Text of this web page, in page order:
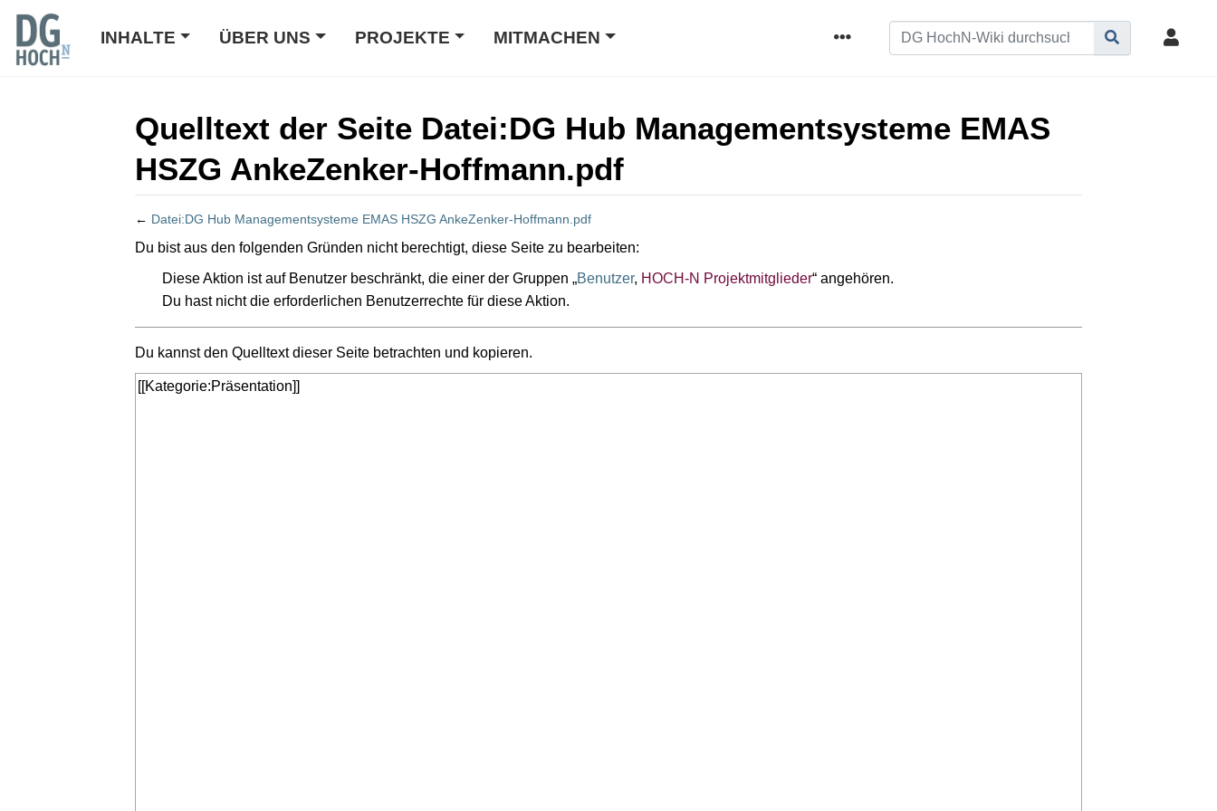
INHALTE ÜBER UNS PROJEKTE MITMACHEN
Quelltext der Seite Datei:DG Hub Managementsysteme EMAS
HSZG AnkeZenker-Hoffmann.pdf
← Datei:DG Hub Managementsysteme EMAS HSZG AnkeZenker-Hoffmann.pdf
Wechseln zu: Navigation Suche
Du bist aus den folgenden Gründen nicht berechtigt, diese Seite zu bearbeiten:
Diese Aktion ist auf Benutzer beschränkt, die einer der Gruppen „Benutzer, HOCH-N Projektmitglieder“ angehören.
Du hast nicht die erforderlichen Benutzerrechte für diese Aktion.
Du kannst den Quelltext dieser Seite betrachten und kopieren.